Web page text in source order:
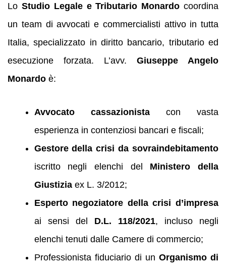
Lo Studio Legale e Tributario Monardo coordina
un team di avvocati e commercialisti attivo in tutta
Italia, specializzato in diritto bancario, tributario ed
esecuzione forzata. L’avv. Giuseppe Angelo
Monardo è:
Avvocato cassazionistacon vasta
esperienza in contenziosi bancari e fiscali;
Gestore della crisi da sovraindebitamento
iscritto negli elenchi del Ministero della
Giustiziaex L. 3/2012;
Esperto negoziatore della crisi d’impresa
ai sensi del D.L. 118/2021, incluso negli
elenchi tenuti dalle Camere di commercio;
Professionista fiduciario di un Organismo di